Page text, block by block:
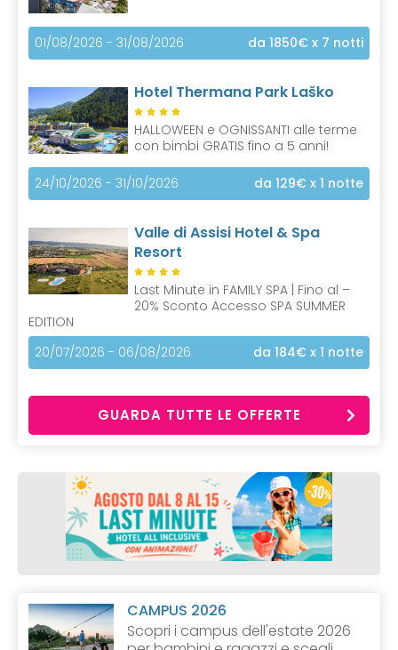
01/08/2026 - 31/08/2026 da 1850€ x 7 notti
Hotel Thermana Park Laško
HALLOWEEN e OGNISSANTI alle terme
con bimbi GRATIS fino a 5 anni!
24/10/2026 - 31/10/2026 da 129€ x 1 notte
Valle di Assisi Hotel & Spa
Resort
Last Minute in FAMILY SPA | Fino al –
20% Sconto Accesso SPA SUMMER
EDITION
20/07/2026 - 06/08/2026
da 184€ x 1 notte
GUARDA TUTTE LE OFFERTE
CAMPUS 2026
Scopri i campus dell'estate 2026